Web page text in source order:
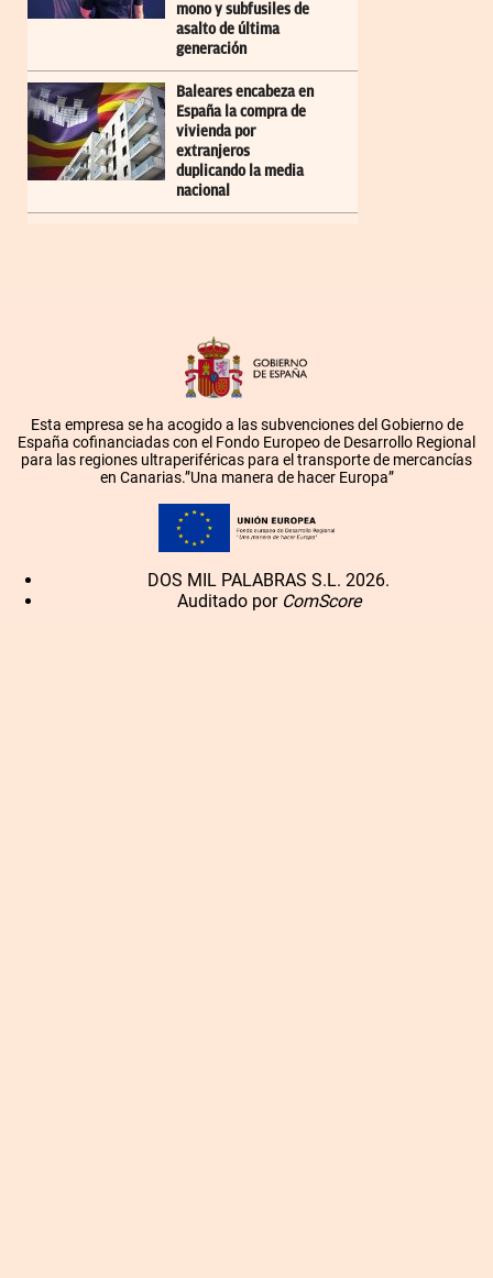
mono y subfusiles de
asalto de última
generación
Baleares encabeza en
España la compra de
vivienda por
extranjeros
duplicando la media
nacional
Esta empresa se ha acogido a las subvenciones del Gobierno de
España cofinanciadas con el Fondo Europeo de Desarrollo Regional
para las regiones ultraperiféricas para el transporte de mercancías
en Canarias.”Una manera de hacer Europa”
DOS MIL PALABRAS S.L. 2026.
Auditado por ComScore